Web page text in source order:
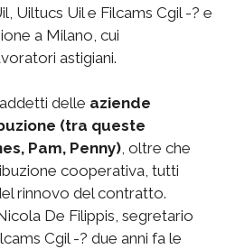
Uiltucs Uil e Filcams Cgil -? e
a Milano, cui
astigiani.
delle aziende
(tra queste
Pam, Penny) , oltre che
cooperativa, tutti
rinnovo del contratto.
De Filippis, segretario
Cgil -? due anni fa le